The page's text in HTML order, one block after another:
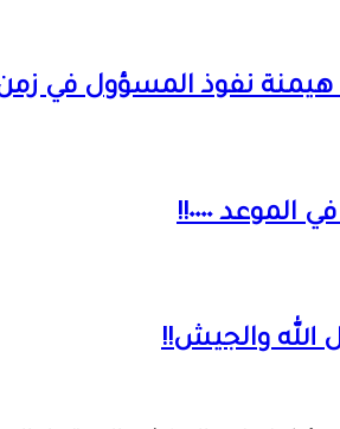
نفوذ المسؤول في
٠٠٠٠!!
الله والجيش!!